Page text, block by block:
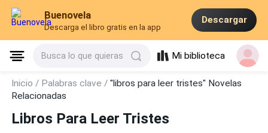
Buenovela
Descarga el libro gratis en la app
Descargar
Busca lo que quieras Mi biblioteca
Inicio / Palabras clave /"libros para leer tristes" Novelas
Relacionadas
Libros Para Leer Tristes